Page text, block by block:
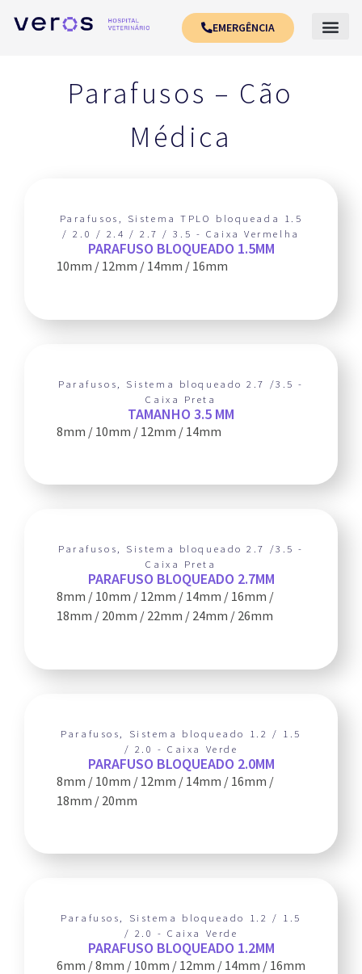
EMERGÊNCIA
Parafusos – Cão
Médica
Parafusos , Sistema TPLO bloqueada 1.5
/ 2.0 / 2.4 / 2.7 / 3.5 - Caixa Vermelha
PARAFUSO BLOQUEADO 1.5MM
10mm / 12mm / 14mm / 16mm
Parafusos
Sistema bloqueado 2.7 /3.5 -
Caixa Preta
TAMANHO 3.5 MM
8mm / 10mm / 12mm / 14mm
Parafusos
Sistema bloqueado 2.7 /3.5 -
Caixa Preta
PARAFUSO BLOQUEADO 2.7MM
8mm / 10mm / 12mm / 14mm / 16mm /
18mm / 20mm / 22mm / 24mm / 26mm
Parafusos
Sistema bloqueado 1.2 / 1.5
/ 2.0 - Caixa Verde
PARAFUSO BLOQUEADO 2.0MM
8mm / 10mm / 12mm / 14mm / 16mm /
18mm / 20mm
Parafusos
Sistema bloqueado 1.2 / 1.5
/ 2.0 - Caixa Verde
PARAFUSO BLOQUEADO 1.2MM
6mm / 8mm / 10mm / 12mm / 14mm / 16mm